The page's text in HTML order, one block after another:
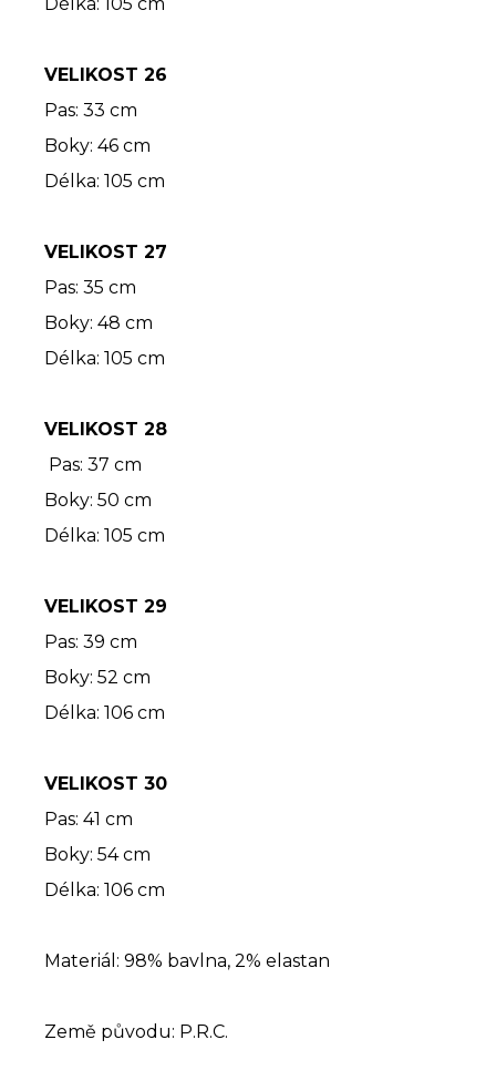
VELIKOST 26
Pas: 33 cm
Boky: 46 cm
Délka: 105 cm
VELIKOST 27
Pas: 35 cm
Boky: 48 cm
Délka: 105 cm
VELIKOST 28
Pas: 37 cm
Boky: 50 cm
Délka: 105 cm
VELIKOST 29
Pas: 39 cm
Boky: 52 cm
Délka: 106 cm
VELIKOST 30
Pas: 41 cm
Boky: 54 cm
Délka: 106 cm
Materiál: 98% bavlna, 2% elastan
Země původu: P.R.C.